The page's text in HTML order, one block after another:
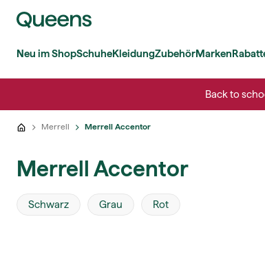
Neu im ShopSchuheKleidungZubehörMarken
Back to
Merrell Merrell Accentor
Merrell Accentor
Schwarz Grau Rot